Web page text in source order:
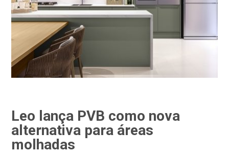
Leo lança PVB como nova
alternativa para áreas
molhadas